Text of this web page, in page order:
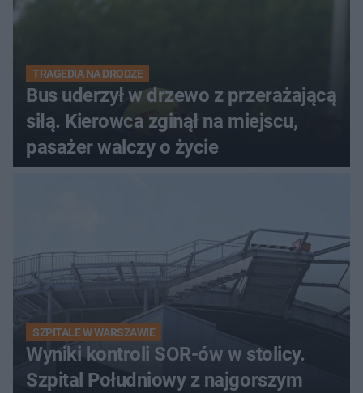
TRAGEDIA NA DRODZE
Bus uderzył w drzewo z przerażającą
siłą. Kierowca zginął na miejscu,
pasażer walczy o życie
SZPITALE W WARSZAWIE
Wyniki kontroli SOR-ów w stolicy.
Szpital Południowy z najgorszym